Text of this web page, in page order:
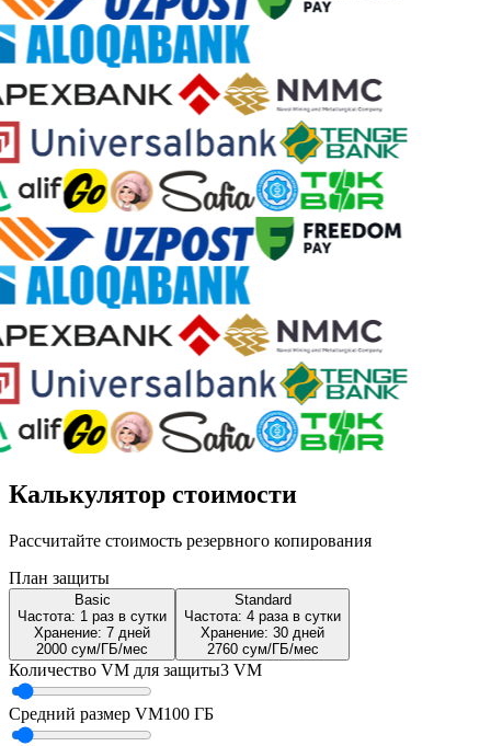
Калькулятор стоимости
Рассчитайте стоимость резервного копирования
План защиты
Basic
Частота: 1 раз в сутки
Хранение: 7 дней
2000 сум/ГБ/мес
Standard
Частота: 4 раза в сутки
Хранение: 30 дней
2760 сум/ГБ/мес
Количество VM для защиты3 VM
Средний размер VM100 ГБ